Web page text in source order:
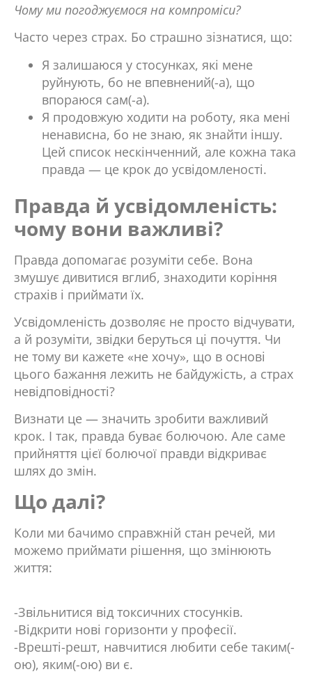
Чому ми погоджуємося на компроміси?
Часто через страх. Бо страшно зізнатися, що:
Я залишаюся у стосунках, які мене
руйнують, бо не впевнений(-а), що
впораюся сам(-а).
Я продовжую ходити на роботу, яка мені
ненависна, бо не знаю, як знайти іншу.
Цей список нескінченний, але кожна така
правда — це крок до усвідомленості.
Правда й усвідомленість:
чому вони важливі?
Правда допомагає розуміти себе. Вона
змушує дивитися вглиб, знаходити коріння
страхів і приймати їх.
Усвідомленість дозволяє не просто відчувати,
а й розуміти, звідки беруться ці почуття. Чи
не тому ви кажете «не хочу», що в основі
цього бажання лежить не байдужість, а страх
невідповідності?
Визнати це — значить зробити важливий
крок. І так, правда буває болючою. Але саме
прийняття цієї болючої правди відкриває
шлях до змін.
Що далі?
Коли ми бачимо справжній стан речей, ми
можемо приймати рішення, що змінюють
життя:
-Звільнитися від токсичних стосунків.
-Відкрити нові горизонти у професії.
-Врешті-решт, навчитися любити себе таким(-
ою), яким(-ою) ви є.